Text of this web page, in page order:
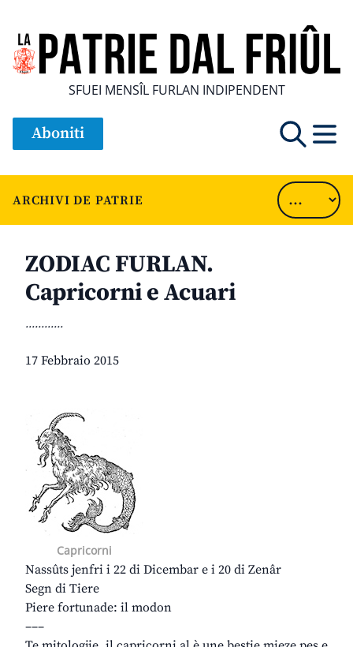
SFUEI MENSÎL FURLAN INDIPENDENT
Aboniti
ARCHIVI DE PATRIE
ZODIAC FURLAN.
Capricorni e Acuari
............
17 Febbraio 2015
Capricorni
Nassûts jenfri i 22 di Dicembar e i 20 di Zenâr
Segn di Tiere
Piere fortunade: il modon
–––